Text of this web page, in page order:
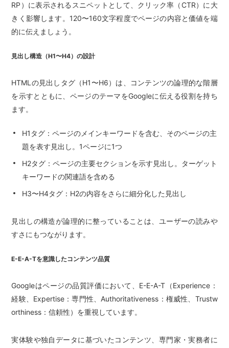
RP）に表示されるスニペットとして、クリック率（CTR）に大
きく影響します。120〜160文字程度でページの内容と価値を端
的に伝えましょう。
見出し構造（H1〜H4）の設計
HTMLの見出しタグ（H1〜H6）は、コンテンツの論理的な階層
を示すとともに、ページのテーマをGoogleに伝える役割を持ち
ます。
H1タグ：ページのメインキーワードを含む、そのページの主
題を表す見出し。1ページに1つ
H2タグ：ページの主要セクションを示す見出し。ターゲット
キーワードの関連語を含める
H3〜H4タグ：H2の内容をさらに細分化した見出し
見出しの構造が論理的に整っていることは、ユーザーの読みや
すさにもつながります。
E-E-A-Tを意識したコンテンツ品質
Googleはページの品質評価において、E-E-A-T（Experience：
経験、Expertise：専門性、Authoritativeness：権威性、Trustw
orthiness：信頼性）を重視しています。
実体験や独自データに基づいたコンテンツ、専門家・実務者に